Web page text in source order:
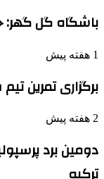
باشگاه گل گهر:
1 هفته پیش
برگزاری تمرین
2 هفته پیش
دومین برد
ترکیه